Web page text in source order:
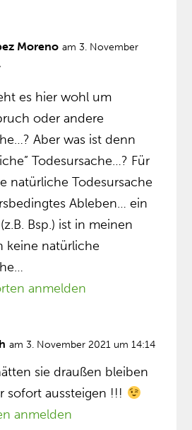
Moreno am 3. November
es hier wohl um
oder andere
Aber was ist denn
Todesursache…? Für
natürliche Todesursache
Ableben… ein
Bsp.) ist in meinen
keine natürliche
anmelden
am 3. November 2021 um 14:14
sie draußen bleiben
sofort aussteigen !!!
anmelden